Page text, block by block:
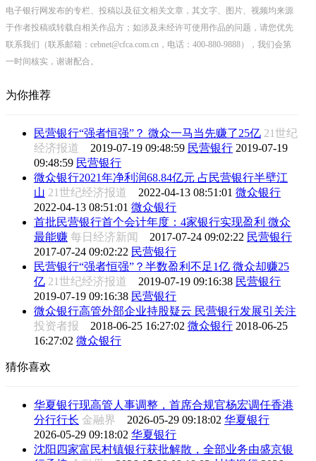
电子银行网发布的专栏、投稿以及征文相关文章，其文字、图片、视频均来源
于作者投稿或转载自相关作品方；如涉及未经许可使用作品的问题，请您优先
联系我们（联系邮箱：cebnet@cfca.com.cn，电话：400-880-9888），我们会第
一时间核实，谢谢配合。
为你推荐
民营银行“强者恒强”？ 微众一马当先赚了25亿 21世纪
经济报道 2019-07-19 09:48:59 民营银行 2019-07-19
09:48:59 民营银行
微众银行2021年净利润68.84亿元 占民营银行半壁江
山 21世纪经济报道 2022-04-13 08:51:01 微众银行
2022-04-13 08:51:01 微众银行
首批民营银行首个会计年度：4家银行实现盈利 微众
最能赚 每日经济新闻 2017-07-24 09:02:22 民营银行
2017-07-24 09:02:22 民营银行
民营银行“强者恒强”？半数盈利不足1亿 微众却赚25
亿 21世纪经济报道 2019-07-19 09:16:38 民营银行
2019-07-19 09:16:38 民营银行
微众银行高管外部企业持股疑云 民营银行发展引关注
投资者报 2018-06-25 16:27:02 微众银行 2018-06-25
16:27:02 微众银行
猜你喜欢
华夏银行现高管人事调整，首席合规官杨宏调任香港
分行行长 金融界 2026-05-29 09:18:02 华夏银行
2026-05-29 09:18:02 华夏银行
沈阳四家富民村镇银行获批解散，全部业务由盛京银